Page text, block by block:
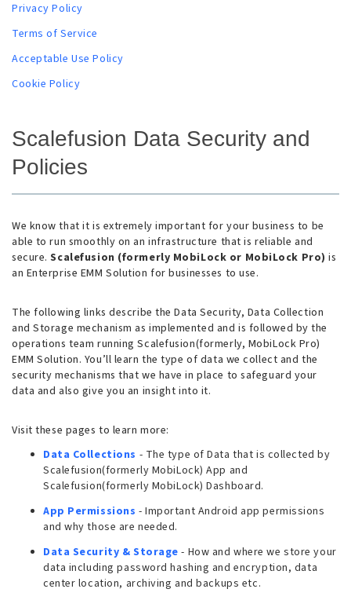
Privacy Policy
Terms of Service
Acceptable Use Policy
Cookie Policy
Scalefusion Data Security and
Policies
We know that it is extremely important for your business to be
able to run smoothly on an infrastructure that is reliable and
secure.Scalefusion (formerly MobiLock or MobiLock Pro) is
an Enterprise EMM Solution for businesses to use.
The following links describe the Data Security, Data Collection
and Storage mechanism as implemented and is followed by the
operations team running Scalefusion(formerly, MobiLock Pro)
EMM Solution. You’ll learn the type of data we collect and the
security mechanisms that we have in place to safeguard your
data and also give you an insight into it.
Visit these pages to learn more:
Data Collections - The type of Data that is collected by
Scalefusion(formerly MobiLock) App and
Scalefusion(formerly MobiLock) Dashboard.
App Permissions - Important Android app permissions
and why those are needed.
Data Security & Storage - How and where we store your
data including password hashing and encryption, data
center location, archiving and backups etc.